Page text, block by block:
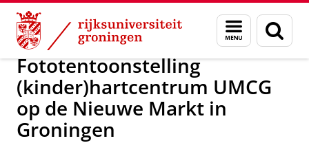
Skip
Content
Skip
Navigation
Menu
en
zoeken
Over ons Actueel Nieuws Nieuwsberichten
Fototentoonstelling
(kinder)hartcentrum UMCG
op de Nieuwe Markt in
Groningen